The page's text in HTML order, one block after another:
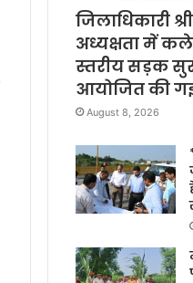
जिलाधिकारी
अध्यक्षता में
स्तरीय सड़क
आयोजित की
August 8, 2026